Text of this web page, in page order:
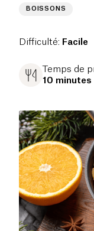
BOISSONS
Difficulté: Facile
Temps de
10 minutes